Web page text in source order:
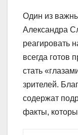
Один из
Александра
реагировать
всегда готов
стать
зрителей.
содержат
факты,